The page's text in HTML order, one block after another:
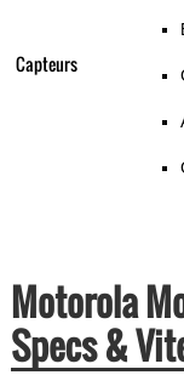
Capteurs
Motorola
Specs &